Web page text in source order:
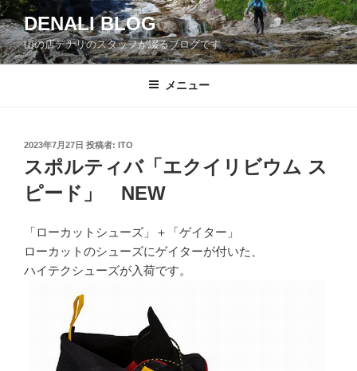
コ
ン
テ
ン
DENALI BLOG
山の店デナリのスタッフが綴るブログです
メニュー
投
稿
日:
2023年7月27日 投稿者: ITO
スポルティバ「エクイリビウム ス
ピード」 NEW
「ローカットシューズ」＋「ゲイター」
ローカットのシューズにゲイターが付いた、
ハイテクシューズが入荷です。